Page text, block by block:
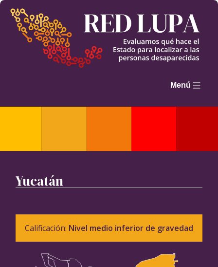
al
contenido
Menú
Yucatán
Calificación: Nivel medio inferior de gravedad